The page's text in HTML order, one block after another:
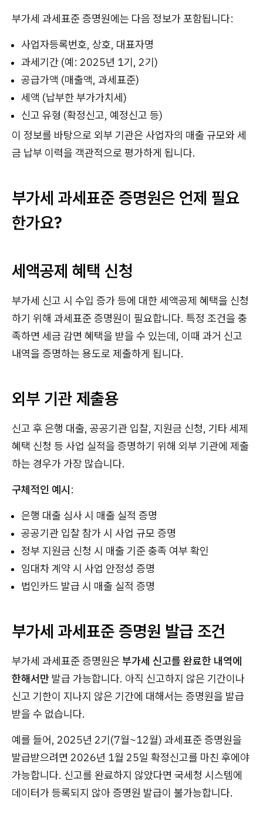
부가세 과세표준 증명원에는 다음 정보가 포함됩니다:
사업자등록번호, 상호, 대표자명
과세기간 (예: 2025년 1기, 2기)
공급가액 (매출액, 과세표준)
세액 (납부한 부가가치세)
신고 유형 (확정신고, 예정신고 등)
이 정보를 바탕으로 외부 기관은 사업자의 매출 규모와 세
금 납부 이력을 객관적으로 평가하게 됩니다.
부가세 과세표준 증명원은 언제 필요
한가요?
세액공제 혜택 신청
부가세 신고 시 수입 증가 등에 대한 세액공제 혜택을 신청
하기 위해 과세표준 증명원이 필요합니다. 특정 조건을 충
족하면 세금 감면 혜택을 받을 수 있는데, 이때 과거 신고
내역을 증명하는 용도로 제출하게 됩니다.
외부 기관 제출용
신고 후 은행 대출, 공공기관 입찰, 지원금 신청, 기타 세제
혜택 신청 등 사업 실적을 증명하기 위해 외부 기관에 제출
하는 경우가 가장 많습니다.
구체적인 예시:
은행 대출 심사 시 매출 실적 증명
공공기관 입찰 참가 시 사업 규모 증명
정부 지원금 신청 시 매출 기준 충족 여부 확인
임대차 계약 시 사업 안정성 증명
법인카드 발급 시 매출 실적 증명
부가세 과세표준 증명원 발급 조건
부가세 과세표준 증명원은 부가세 신고를 완료한 내역에
한해서만 발급 가능합니다. 아직 신고하지 않은 기간이나
신고 기한이 지나지 않은 기간에 대해서는 증명원을 발급
받을 수 없습니다.
예를 들어, 2025년 2기(7월~12월) 과세표준 증명원을
발급받으려면 2026년 1월 25일 확정신고를 마친 후에야
가능합니다. 신고를 완료하지 않았다면 국세청 시스템에
데이터가 등록되지 않아 증명원 발급이 불가능합니다.